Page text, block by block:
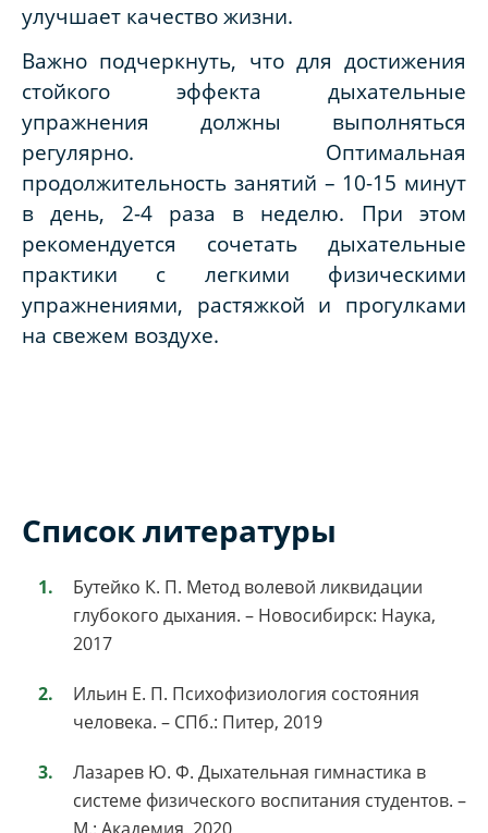
улучшает качество жизни.
Важно подчеркнуть, что для достижения
стойкого эффекта дыхательные
упражнения должны выполняться
регулярно. Оптимальная
продолжительность занятий – 10-15 минут
в день, 2-4 раза в неделю. При этом
рекомендуется сочетать дыхательные
практики с легкими физическими
упражнениями, растяжкой и прогулками
на свежем воздухе.
Список литературы
Бутейко К. П. Метод волевой ликвидации
глубокого дыхания. – Новосибирск: Наука,
2017
Ильин Е. П. Психофизиология состояния
человека. – СПб.: Питер, 2019
Лазарев Ю. Ф. Дыхательная гимнастика в
системе физического воспитания студентов. –